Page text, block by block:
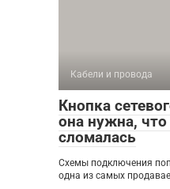
Кабели и провода
Кнопка
она нужна,
сломалась
Схемы подключения
одна из самых